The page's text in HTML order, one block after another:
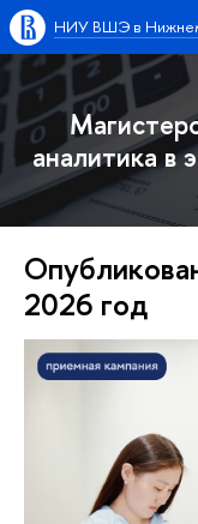
НИУ ВШЭ в
аналитика в
2026 год